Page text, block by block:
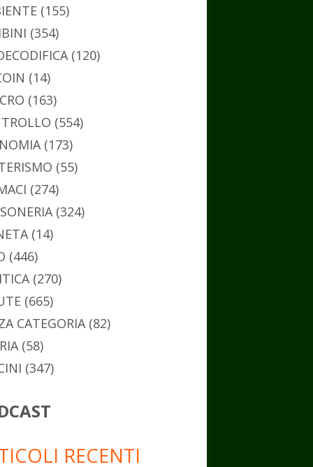
(155)
(354)
(120)
(14)
(163)
(554)
(173)
(55)
(274)
(324)
(14)
(446)
(270)
(665)
CATEGORIA(82)
(58)
(347)
RECENTI